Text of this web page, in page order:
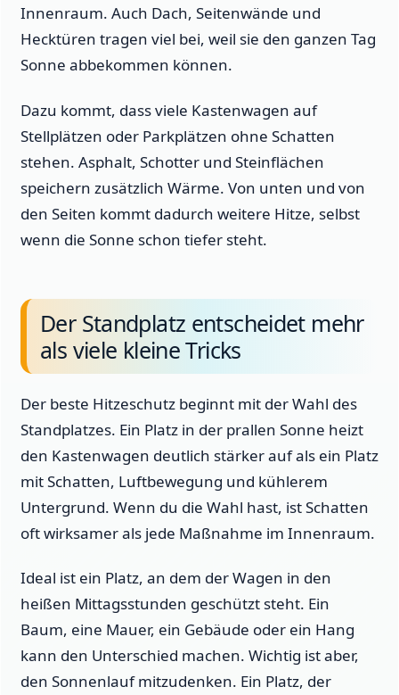
Innenraum. Auch Dach, Seitenwände und
Hecktüren tragen viel bei, weil sie den ganzen Tag
Sonne abbekommen können.
Dazu kommt, dass viele Kastenwagen auf
Stellplätzen oder Parkplätzen ohne Schatten
stehen. Asphalt, Schotter und Steinflächen
speichern zusätzlich Wärme. Von unten und von
den Seiten kommt dadurch weitere Hitze, selbst
wenn die Sonne schon tiefer steht.
Der Standplatz entscheidet mehr
als viele kleine Tricks
Der beste Hitzeschutz beginnt mit der Wahl des
Standplatzes. Ein Platz in der prallen Sonne heizt
den Kastenwagen deutlich stärker auf als ein Platz
mit Schatten, Luftbewegung und kühlerem
Untergrund. Wenn du die Wahl hast, ist Schatten
oft wirksamer als jede Maßnahme im Innenraum.
Ideal ist ein Platz, an dem der Wagen in den
heißen Mittagsstunden geschützt steht. Ein
Baum, eine Mauer, ein Gebäude oder ein Hang
kann den Unterschied machen. Wichtig ist aber,
den Sonnenlauf mitzudenken. Ein Platz, der